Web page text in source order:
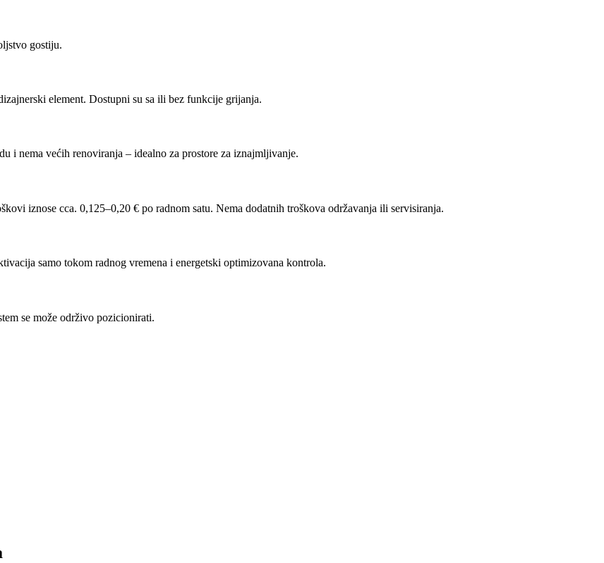
gostiju.
element. Dostupni su sa ili bez funkcije grijanja.
i nema većih renoviranja – idealno za prostore za iznajmljivanje.
iznose cca. 0,125–0,20 € po radnom satu. Nema dodatnih troškova održavanja ili servisiranja.
samo tokom radnog vremena i energetski optimizovana kontrola.
se može održivo pozicionirati.